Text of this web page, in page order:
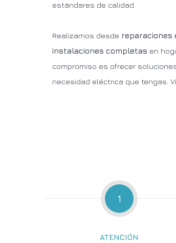
estándares de calidad.
Realizamos desde reparaciones
instalaciones completas en
compromiso es ofrecer
necesidad eléctrica que tengas.
1
ATENCIÓN